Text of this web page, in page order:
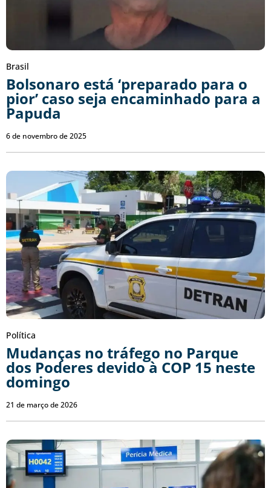
Brasil
Bolsonaro está ‘preparado para o
pior’ caso seja encaminhado para a
Papuda
6 de novembro de 2025
Política
Mudanças no tráfego no Parque
dos Poderes devido à COP 15 neste
domingo
21 de março de 2026